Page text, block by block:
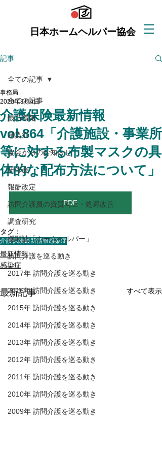
日本ホームヘルパー協会
記事
全ての記事
最新情報
感染症
協会からのお知らせ
研修会
報酬改定
訪問介護員の資質向上・処遇改善
調査研究
機関誌「ホームヘルパー」
訪問介護を巡る動き
2017年 訪問介護を巡る動き
2016年 訪問介護を巡る動き
2015年 訪問介護を巡る動き
2014年 訪問介護を巡る動き
2013年 訪問介護を巡る動き
2012年 訪問介護を巡る動き
2011年 訪問介護を巡る動き
2010年 訪問介護を巡る動き
2009年 訪問介護を巡る動き
全ての記事
介護保険最新情報
vol.864「介護施設・事業所
等に対する布製マスクの具
体的な配布方法について」
事務局
2020年8月4日
PDF
タグ：
介護保険最新情報感染症
最新情報
感染症
最新記事 すべて表示